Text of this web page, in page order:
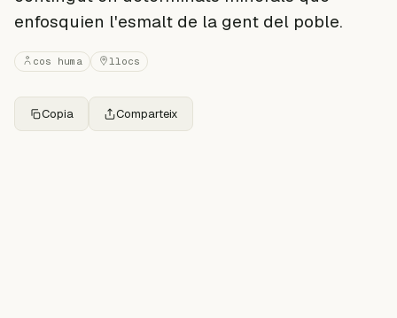
enfosquien l'esmalt de la gent del poble.
cos huma llocs
Copia Comparteix